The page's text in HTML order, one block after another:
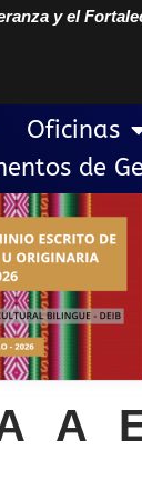
y el
Oficinas
de
A